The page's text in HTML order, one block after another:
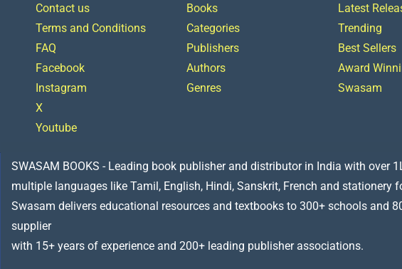
Contact us
Terms and Conditions
FAQ
Facebook
Instagram
X
Youtube
Books
Categories
Publishers
Authors
Genres
Latest
Trending
Best Sellers
Award
Swasam
SWASAM BOOKS - Leading book publisher and distributor in India with
multiple languages like Tamil, English, Hindi, Sanskrit, French and stationery
Swasam delivers educational resources and textbooks to 300+ schools and
supplier
with 15+ years of experience and 200+ leading publisher associations.